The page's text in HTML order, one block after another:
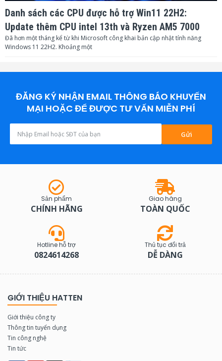
Danh sách các CPU được hỗ trợ Win11 22H2:
Update thêm CPU intel 13th và Ryzen AM5 7000
Đã hơn một tháng kể từ khi Microsoft công khai bản cập nhật tính năng
Windows 11 22H2. Khoảng một
ĐĂNG KÝ NHẬN EMAIL THÔNG BÁO KHUYẾN
MẠI HOẶC ĐỂ ĐƯỢC TƯ VẤN MIỄN PHÍ
Gửi
Sản phẩm
CHÍNH HÃNG
Giao hàng
TOÀN QUỐC
Hotline hỗ trợ
0824614268
Thủ tục đổi trả
DỄ DÀNG
GIỚI THIỆU HATTEN
Giới thiệu công ty
Thông tin tuyển dụng
Tin công nghệ
Tin tức